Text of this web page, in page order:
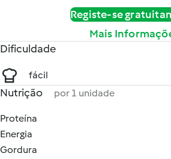
Registe-se
Mais
Dificuldade
fácil
Nutrição por 1 unidade
Proteína
Energia
Gordura